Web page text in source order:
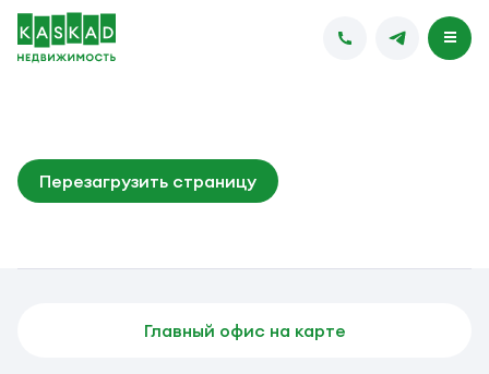
Перезагрузить страницу
Главный офис на карте